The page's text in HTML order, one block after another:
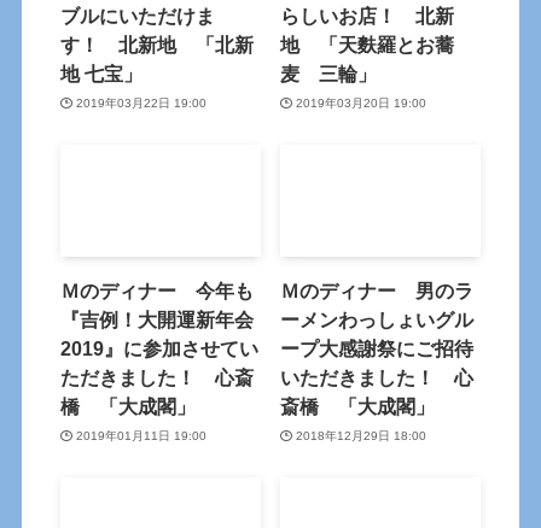
ブルにいただけま
す！ 北新地 「北新
地 七宝」
2019年03月22日 19:00
らしいお店！ 北新
地 「天麩羅とお蕎
麦 三輪」
2019年03月20日 19:00
Ｍのディナー 今年も
『吉例！大開運新年会
2019』に参加させてい
ただきました！ 心斎
橋 「大成閣」
2019年01月11日 19:00
Ｍのディナー 男のラ
ーメンわっしょいグル
ープ大感謝祭にご招待
いただきました！ 心
斎橋 「大成閣」
2018年12月29日 18:00